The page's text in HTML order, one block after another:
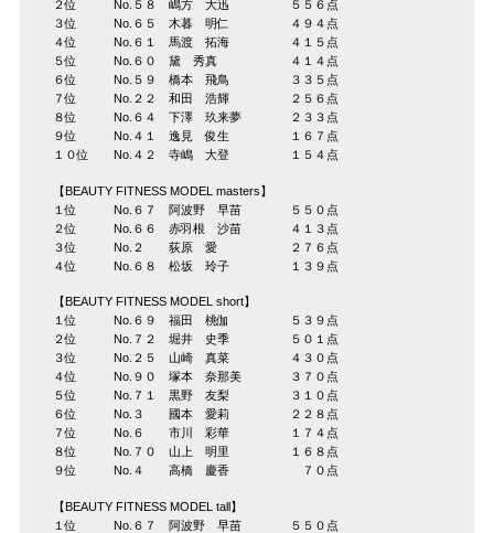
２位 No.５８ 嶋方 大迅 ５５６点
３位 No.６５ 木暮 明仁 ４９４点
４位 No.６１ 馬渡 拓海 ４１５点
５位 No.６０ 黛 秀真 ４１４点
６位 No.５９ 橋本 飛鳥 ３３５点
７位 No.２２ 和田 浩輝 ２５６点
８位 No.６４ 下澤 玖来夢 ２３３点
９位 No.４１ 逸見 俊生 １６７点
１０位 No.４２ 寺嶋 大登 １５４点
【BEAUTY FITNESS MODEL masters】
１位 No.６７ 阿波野 早苗 ５５０点
２位 No.６６ 赤羽根 沙苗 ４１３点
３位 No.２ 荻原 愛 ２７６点
４位 No.６８ 松坂 玲子 １３９点
【BEAUTY FITNESS MODEL short】
１位 No.６９ 福田 桃伽 ５３９点
２位 No.７２ 堀井 史季 ５０１点
３位 No.２５ 山崎 真菜 ４３０点
４位 No.９０ 塚本 奈那美 ３７０点
５位 No.７１ 黒野 友梨 ３１０点
６位 No.３ 國本 愛莉 ２２８点
７位 No.６ 市川 彩華 １７４点
８位 No.７０ 山上 明里 １６８点
９位 No.４ 高橋 慶香 ７０点
【BEAUTY FITNESS MODEL tall】
１位 No.６７ 阿波野 早苗 ５５０点